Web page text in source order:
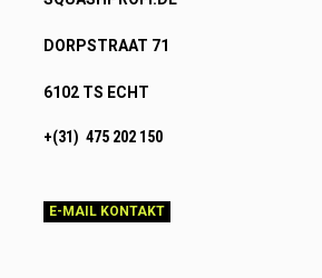
DORPSTRAAT 71
6102 TS ECHT
+(31) 475 202 150
E-MAIL KONTAKT